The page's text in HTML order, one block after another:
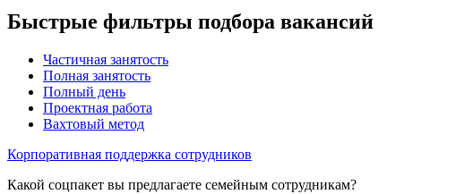
Быстрые фильтры подбора вакансий
Частичная занятость
Полная занятость
Полный день
Проектная работа
Вахтовый метод
Корпоративная поддержка сотрудников
Какой соцпакет вы предлагаете семейным сотрудникам?